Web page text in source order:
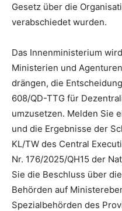
Gesetz über die
verabschiedet wurden.
Das Innenministerium
Ministerien und
drängen, die
608/QD-TTG für
umzusetzen. Melden Sie
und die Ergebnisse der
KL/TW des Central
Nr. 176/2025/QH15 der
Sie die Beschluss über
Behörden auf
Spezialbehörden des